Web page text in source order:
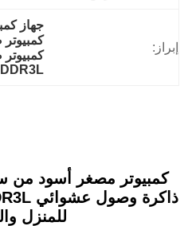
إبراز:
جهاز
كمبيوتر
DDR3L
للمنزل